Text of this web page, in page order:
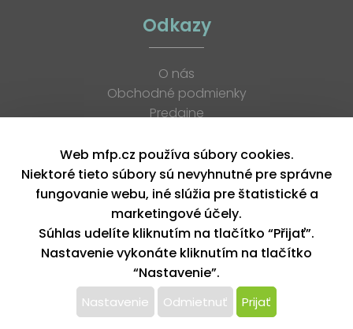
Odkazy
O nás
Obchodné podmienky
Predajne
K stiahnutiu
Blog
Kontakt
Kariéra
XML feed
Copyright © 2026, MFP paper s. r. o. | Všetky práva vyhradené
design by MFP
Tento web používa k poskytovaniu služieb,
Web mfp.cz používa súbory cookies.
Niektoré tieto súbory sú nevyhnutné pre správne
fungovanie webu, iné slúžia pre štatistické a
marketingové účely.
Súhlas udelíte kliknutím na tlačítko “Přijať”.
Nastavenie vykonáte kliknutím na tlačítko
“Nastavenie”.
Nastavenie Odmietnuť Prijať